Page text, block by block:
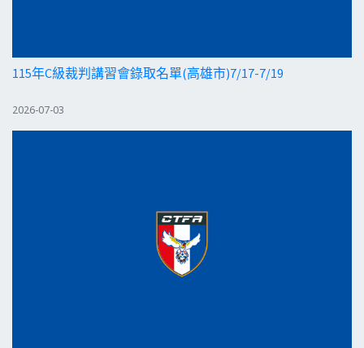
115年C級裁判講習會錄取名單(高雄市)7/17-7/19
2026-07-03